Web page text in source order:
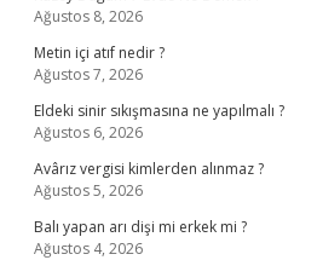
Ağustos 8, 2026
Metin içi atıf nedir ?
Ağustos 7, 2026
Eldeki sinir sıkışmasına ne yapılmalı ?
Ağustos 6, 2026
Avârız vergisi kimlerden alınmaz ?
Ağustos 5, 2026
Balı yapan arı dişi mi erkek mi ?
Ağustos 4, 2026